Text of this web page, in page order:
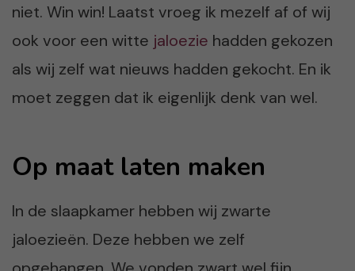
niet. Win win! Laatst vroeg ik mezelf af of wij
ook voor een witte jaloezie hadden gekozen
als wij zelf wat nieuws hadden gekocht. En ik
moet zeggen dat ik eigenlijk denk van wel.
Op maat laten maken
In de slaapkamer hebben wij zwarte
jaloezieën. Deze hebben we zelf